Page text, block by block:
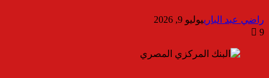
راضي عبد البارييوليو 9, 2026
9